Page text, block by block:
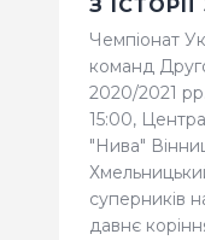
КВИТКИ
З
Чемпіонат
команд
2020/2021
15:00,
"Нива"
суперників
давнє